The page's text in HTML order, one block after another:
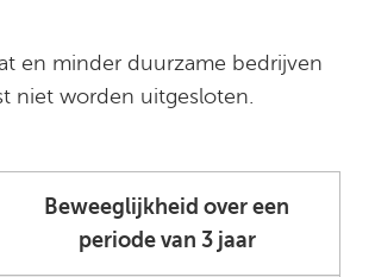
en minder duurzame bedrijven
niet worden uitgesloten.
Beweeglijkheid over een
periode van 3 jaar